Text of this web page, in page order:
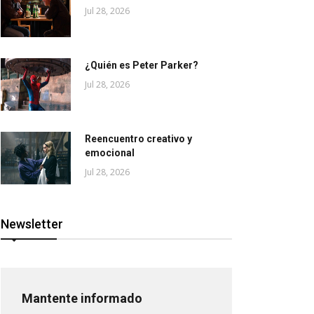
Jul 28, 2026
¿Quién es Peter Parker?
Jul 28, 2026
Reencuentro creativo y
emocional
Jul 28, 2026
Newsletter
Mantente informado